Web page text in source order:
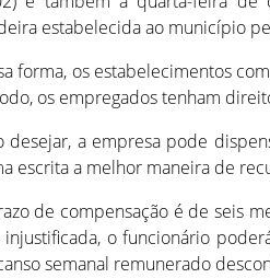
estabelecida ao município
forma, os estabelecimentos
os empregados tenham
desejar, a empresa pode
escrita a melhor maneira de
de compensação é de seis
injustificada, o funcionário
semanal remunerado